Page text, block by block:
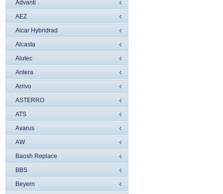
Advanti
AEZ
Alcar Hybridrad
Alcasta
Alutec
Antera
Arrivo
ASTERRO
ATS
Avarus
AW
Baosh Replace
BBS
Beyern